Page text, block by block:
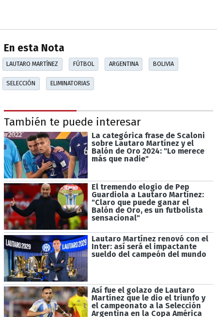
En esta Nota
LAUTARO MARTÍNEZ FÚTBOL ARGENTINA BOLIVIA
SELECCIÓN ELIMINATORIAS
También te puede interesar
La categórica frase de Scaloni
sobre Lautaro Martínez y el
Balón de Oro 2024: "Lo merece
más que nadie"
El tremendo elogio de Pep
Guardiola a Lautaro Martínez:
"Claro que puede ganar el
Balón de Oro, es un futbolista
sensacional"
Lautaro Martínez renovó con el
Inter: así será el impactante
sueldo del campeón del mundo
Así fue el golazo de Lautaro
Martínez que le dio el triunfo y
el campeonato a la Selección
Argentina en la Copa América